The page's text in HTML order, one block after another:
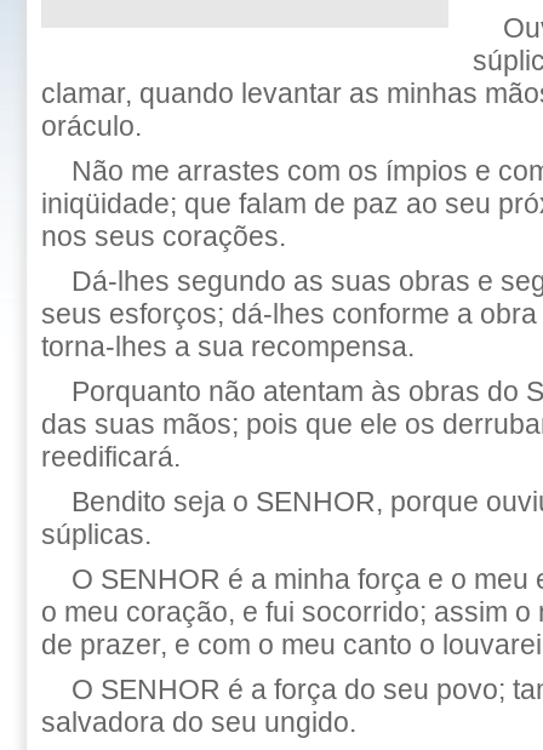
clamar, quando levantar as minhas
oráculo.
Não me arrastes com os ímpios e
iniqüidade; que falam de paz ao seu
nos seus corações.
Dá-lhes segundo as suas obras e
seus esforços; dá-lhes conforme a
torna-lhes a sua recompensa.
Porquanto não atentam às obras do
das suas mãos; pois que ele os
reedificará.
Bendito seja o SENHOR, porque
súplicas.
O SENHOR é a minha força e o meu
o meu coração, e fui socorrido; assim o
de prazer, e com o meu canto o
O SENHOR é a força do seu povo;
salvadora do seu ungido.